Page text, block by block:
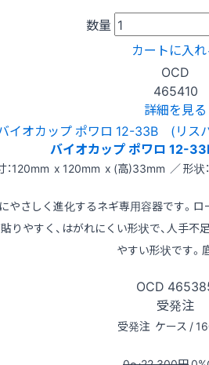
数量
カートに入れ
OCD
465410
詳細を見る
バイオカップ ポワロ 12-
：120mm x 120mm x (高)33mm ／ 形状
やさしく進化するネギ専用容器です。ロ
りやすく、はがれにくい形状で、人手不
やすい形状です。
OCD
受発注
受発注 ケース /